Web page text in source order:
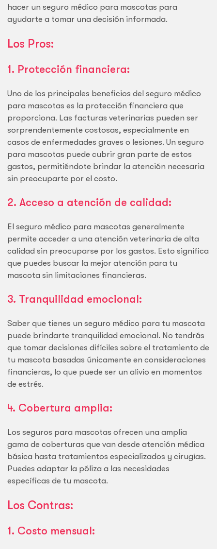
hacer un seguro médico para mascotas para
ayudarte a tomar una decisión informada.
Los Pros:
1. Protección financiera:
Uno de los principales beneficios del seguro médico
para mascotas es la protección financiera que
proporciona. Las facturas veterinarias pueden ser
sorprendentemente costosas, especialmente en
casos de enfermedades graves o lesiones. Un seguro
para mascotas puede cubrir gran parte de estos
gastos, permitiéndote brindar la atención necesaria
sin preocuparte por el costo.
2. Acceso a atención de calidad:
El seguro médico para mascotas generalmente
permite acceder a una atención veterinaria de alta
calidad sin preocuparse por los gastos. Esto significa
que puedes buscar la mejor atención para tu
mascota sin limitaciones financieras.
3. Tranquilidad emocional:
Saber que tienes un seguro médico para tu mascota
puede brindarte tranquilidad emocional. No tendrás
que tomar decisiones difíciles sobre el tratamiento de
tu mascota basadas únicamente en consideraciones
financieras, lo que puede ser un alivio en momentos
de estrés.
4. Cobertura amplia:
Los seguros para mascotas ofrecen una amplia
gama de coberturas que van desde atención médica
básica hasta tratamientos especializados y cirugías.
Puedes adaptar la póliza a las necesidades
específicas de tu mascota.
Los Contras:
1. Costo mensual: